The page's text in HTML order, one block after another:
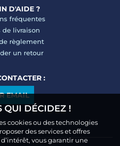
D'AIDE ?
fréquentes
de livraison
règlement
un retour
:
EMAIL
QUI DÉCIDEZ !
cookies ou des technologies
des services et offres
vous garantir une